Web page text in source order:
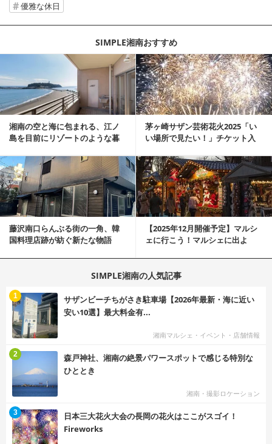
優雅な休日
SIMPLE湘南おすすめ
湘南の空と海に包まれる、江ノ
島を目前にリゾートのような暮
茅ヶ崎サザン芸術花火2025「い
い場所で見たい！」チケット入
記事を読む
藤沢南口らんぶる街の一角、韓
国料理店跡が紡ぐ新たな物語
【2025年12月開催予定】マルシ
ェに行こう！マルシェに出よ
記事を読む
SIMPLE湘南の人気記事
サザンビーチちがさき駐車場【2026年最新・海に近い
安い10選】最大料金有...
湘南マルシェ・イベント・店舗情報
1
森戸神社、湘南の絶景パワースポットで感じる特別な
ひととき
湘南・撮影ロケーション
2
日本三大花火大会の長岡の花火はここがスゴイ！
Fireworks
3